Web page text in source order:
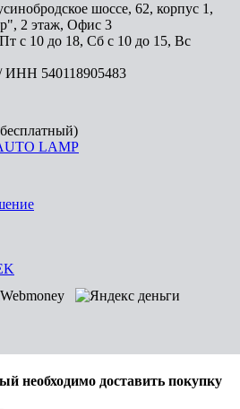
шоссе, 62, корпус 1,
2 этаж, Офис 3
с 10 до 18, Сб с 10 до 15, Вс
ИНН 540118905483
LAMP
необходимо доставить покупку